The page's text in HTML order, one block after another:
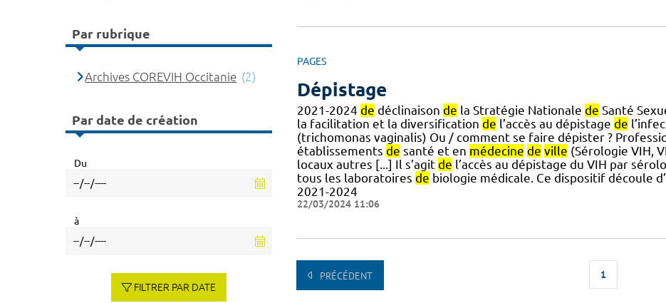
PAGES
Dépistage
2021-2024 de déclinaison de la Stratégie Nationale de Santé
la facilitation et la diversification de l’accès au dépistage de
(trichomonas vaginalis) Ou / comment se faire dépister ?
établissements de santé et en médecine de ville (Sérologie VIH,
locaux autres [...] Il s’agit de l’accès au dépistage du VIH par
tous les laboratoires de biologie médicale. Ce dispositif découle
2021-2024
22/03/2024 11:06
PRÉCÉDENT 1
Par rubrique
Archives COREVIH Occitanie (2)
Par date de création
Du
à
FILTRER PAR DATE